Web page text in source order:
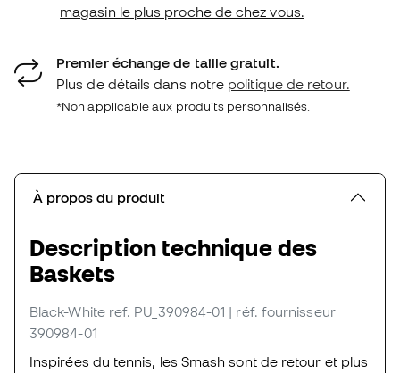
magasin le plus proche de chez vous.
Premier échange de taille gratuit.
Plus de détails dans notre politique de retour.
*Non applicable aux produits personnalisés.
À propos du produit
Description technique des
Baskets
Black-White ref. PU_390984-01 | réf. fournisseur
390984-01
Inspirées du tennis, les Smash sont de retour et plus